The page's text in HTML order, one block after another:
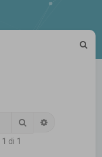
Cerca
1 di 1